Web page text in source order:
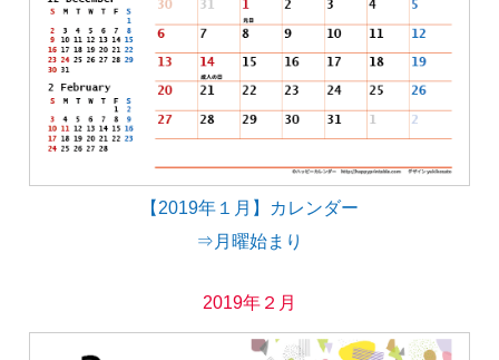
【2019年１月】カレンダー
⇒月曜始まり
2019年２月